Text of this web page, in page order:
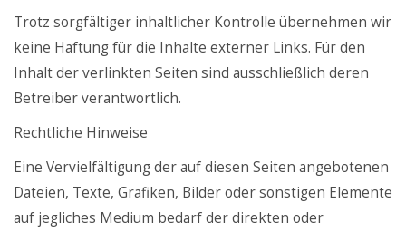
Trotz sorgfältiger inhaltlicher Kontrolle übernehmen wir
keine Haftung für die Inhalte externer Links. Für den
Inhalt der verlinkten Seiten sind ausschließlich deren
Betreiber verantwortlich.
Rechtliche Hinweise
Eine Vervielfältigung der auf diesen Seiten angebotenen
Dateien, Texte, Grafiken, Bilder oder sonstigen Elemente
auf jegliches Medium bedarf der direkten oder